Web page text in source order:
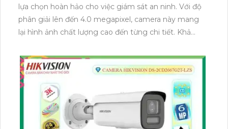
lựa chọn hoàn hảo cho việc giám sát an ninh. Với độ
phân giải lên đến 4.0 megapixel, camera này mang
lại hình ảnh chất lượng cao đến từng chi tiết. Khả
đến 60m giúp bạn theo dõi mọi hoạt động một cách
rõ ràng ngay cả khi trời tối. Công nghệ IP tiên tiến
không chỉ giữ cho hình ảnh sắc nét mà còn mang lại
hiệu suất ổn định. Với hồng ngoại SMD và thân kim
loại chắc chắn, camera này giúp bạn zoom giám sát
chi tiết một cách dễ dàng và hiệu quả. Được sản xuất